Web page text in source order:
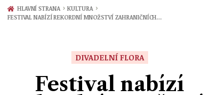
Zprávy
Ekonomika
Sport
HLAVNÍ STRANA › KULTURA ›
FESTIVAL NABÍZÍ REKORDNÍ MNOŽSTVÍ ZAHRANIČNÍCH…
DIVADELNÍ FLORA
Festival nabízí